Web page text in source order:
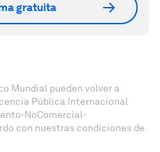
gratuita
Mundial pueden volver a
Pública Internacional
NoComercial-
con nuestras condiciones de